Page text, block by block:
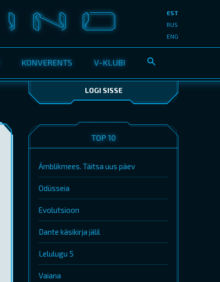
KONVERENTS V-KLUBI
EST
RUS
ENG
LOGI SISSE
TOP 10
Ämblikmees. Täitsa uus päev
Odüsseia
Evolutsioon
Dante käsikirja jälil
Lelulugu 5
Vaiana